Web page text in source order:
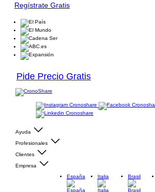
Regístrate Gratis
Pide Precio Gratis
Ayuda
Profesionales
Clientes
Empresa
España
Italia Brasil